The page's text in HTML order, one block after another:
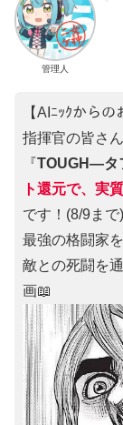
管理人
【AIﾆｯｸからの
指揮官の皆さ
『 TOUGH―
ト還元で、実
です！(8/9まで)
最強の格闘家
敵との死闘を
画📖